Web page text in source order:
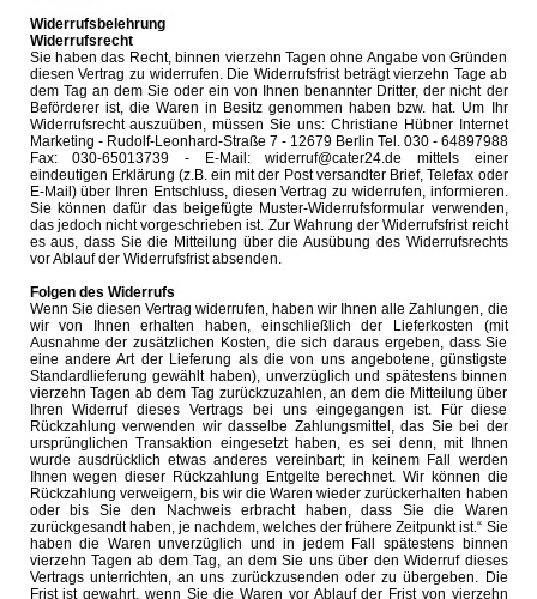
Widerrufsbelehrung
Widerrufsrecht
Sie haben das Recht, binnen vierzehn Tagen ohne Angabe von Gründen
diesen Vertrag zu widerrufen. Die Widerrufsfrist beträgt vierzehn Tage ab
dem Tag an dem Sie oder ein von Ihnen benannter Dritter, der nicht der
Beförderer ist, die Waren in Besitz genommen haben bzw. hat. Um Ihr
Widerrufsrecht auszuüben, müssen Sie uns: Christiane Hübner Internet
Marketing - Rudolf-Leonhard-Straße 7 - 12679 Berlin Tel. 030 - 64897988
Fax: 030-65013739 - E-Mail: widerruf@cater24.de mittels einer
eindeutigen Erklärung (z.B. ein mit der Post versandter Brief, Telefax oder
E-Mail) über Ihren Entschluss, diesen Vertrag zu widerrufen, informieren.
Sie können dafür das beigefügte Muster-Widerrufsformular verwenden,
das jedoch nicht vorgeschrieben ist. Zur Wahrung der Widerrufsfrist reicht
es aus, dass Sie die Mitteilung über die Ausübung des Widerrufsrechts
vor Ablauf der Widerrufsfrist absenden.
Folgen des Widerrufs
Wenn Sie diesen Vertrag widerrufen, haben wir Ihnen alle Zahlungen, die
wir von Ihnen erhalten haben, einschließlich der Lieferkosten (mit
Ausnahme der zusätzlichen Kosten, die sich daraus ergeben, dass Sie
eine andere Art der Lieferung als die von uns angebotene, günstigste
Standardlieferung gewählt haben), unverzüglich und spätestens binnen
vierzehn Tagen ab dem Tag zurückzuzahlen, an dem die Mitteilung über
Ihren Widerruf dieses Vertrags bei uns eingegangen ist. Für diese
Rückzahlung verwenden wir dasselbe Zahlungsmittel, das Sie bei der
ursprünglichen Transaktion eingesetzt haben, es sei denn, mit Ihnen
wurde ausdrücklich etwas anderes vereinbart; in keinem Fall werden
Ihnen wegen dieser Rückzahlung Entgelte berechnet. Wir können die
Rückzahlung verweigern, bis wir die Waren wieder zurückerhalten haben
oder bis Sie den Nachweis erbracht haben, dass Sie die Waren
zurückgesandt haben, je nachdem, welches der frühere Zeitpunkt ist.“ Sie
haben die Waren unverzüglich und in jedem Fall spätestens binnen
vierzehn Tagen ab dem Tag, an dem Sie uns über den Widerruf dieses
Vertrags unterrichten, an uns zurückzusenden oder zu übergeben. Die
Frist ist gewahrt, wenn Sie die Waren vor Ablauf der Frist von vierzehn